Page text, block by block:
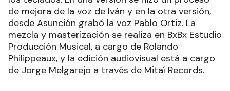
de mejora de la voz de Iván y en la otra versión,
desde Asunción grabó la voz Pablo Ortiz. La
mezcla y masterización se realiza en BxBx Estudio
Producción Musical, a cargo de Rolando
Philippeaux, y la edición audiovisual está a cargo
de Jorge Melgarejo a través de Mitaí Records.